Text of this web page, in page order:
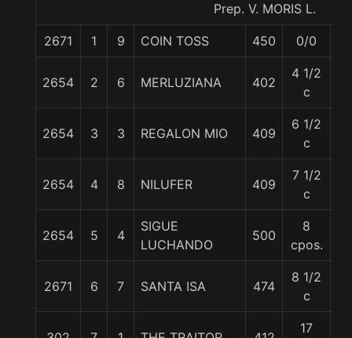
Prep. V. MORIS L.
2671 1 9 COIN TOSS 450 0/0
2654 2 6 MERLUZIANA 402
4 1/2
c
2654 3 3 REGALON MIO 409
6 1/2
c
2654 4 8 NILUFER 409
7 1/2
c
2654 5 4
SIGUE
LUCHANDO
500
8
cpos.
2671 6 7 SANTA ISA 474
8 1/2
c
17